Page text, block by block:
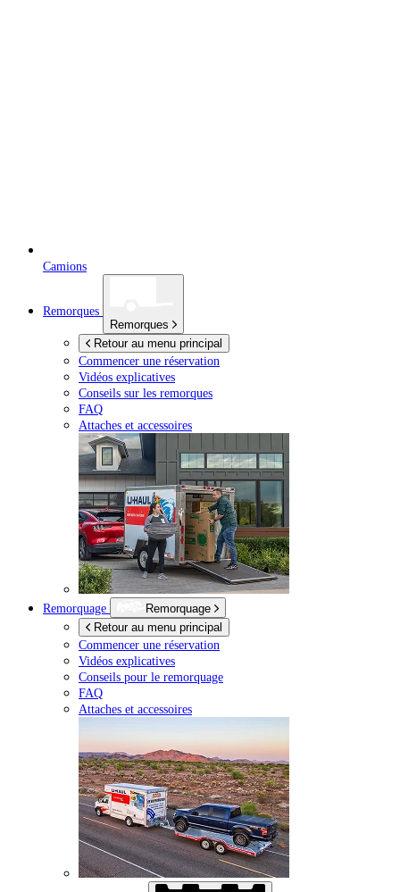
Camions
Remorques
Remorques
Retour au menu principal
Commencer une réservation
Vidéos explicatives
Conseils sur les remorques
FAQ
Attaches et accessoires
Remorquage
Remorquage
Retour au menu principal
Commencer une réservation
Vidéos explicatives
Conseils pour le remorquage
FAQ
Attaches et accessoires